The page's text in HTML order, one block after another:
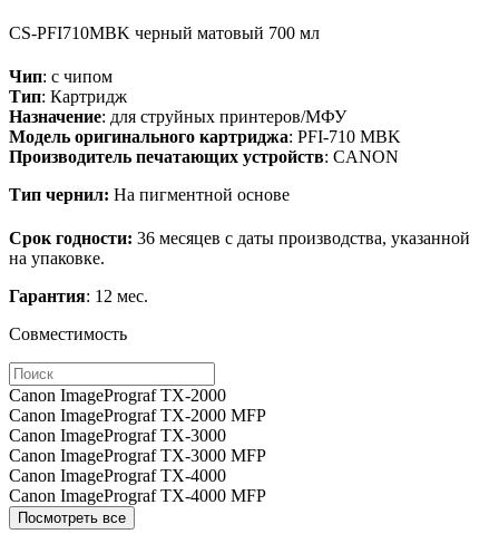
CS-PFI710MBK черный матовый 700 мл
Чип: с чипом
Тип: Картридж
Назначение: для струйных принтеров/МФУ
Модель оригинального картриджа: PFI-710 MBK
Производитель печатающих устройств: CANON
Тип чернил: На пигментной основе
Срок годности: 36 месяцев с даты производства, указанной
на упаковке.
Гарантия: 12 мес.
Совместимость
Canon ImagePrograf TX-2000
Canon ImagePrograf TX-2000 MFP
Canon ImagePrograf TX-3000
Canon ImagePrograf TX-3000 MFP
Canon ImagePrograf TX-4000
Canon ImagePrograf TX-4000 MFP
Посмотреть все